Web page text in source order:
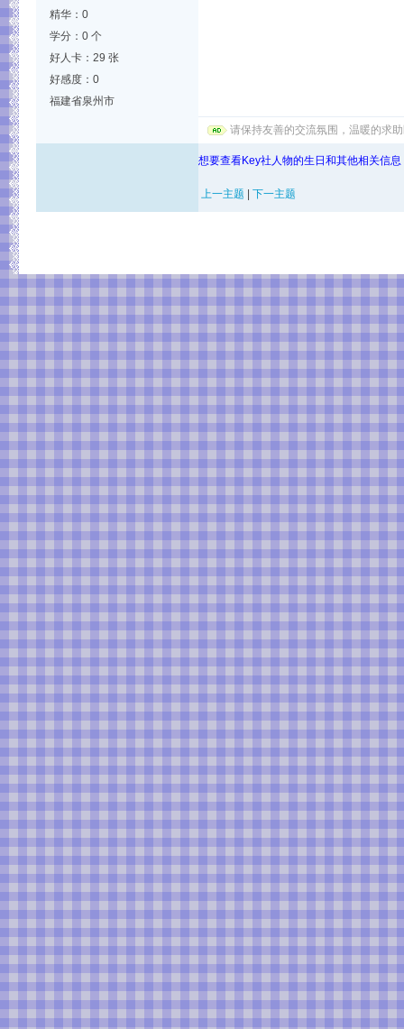
精华：0
学分：0 个
好人卡：29 张
好感度：0
福建省泉州市
请保持友善的交流氛围，温暖的求
想要查看Key社人物的生日和其他相关信
上一主题 下一主题